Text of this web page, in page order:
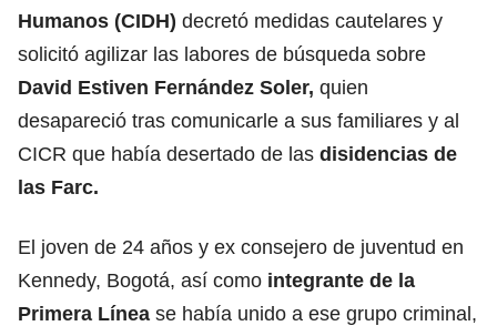
Humanos (CIDH) decretó medidas cautelares y
solicitó agilizar las labores de búsqueda sobre
David Estiven Fernández Soler, quien
desapareció tras comunicarle a sus familiares y al
CICR que había desertado de las disidencias de
las Farc.
El joven de 24 años y ex consejero de juventud en
Kennedy, Bogotá, así como integrante de la
Primera Línea se había unido a ese grupo criminal,